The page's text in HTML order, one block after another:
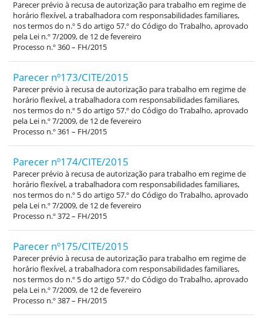
Parecer prévio à recusa de autorização para trabalho em regime de
horário flexível, a trabalhadora com responsabilidades familiares,
nos termos do n.º 5 do artigo 57.º do Código do Trabalho, aprovado
pela Lei n.º 7/2009, de 12 de fevereiro
Processo n.º 360 – FH/2015
Parecer nº173/CITE/2015
Parecer prévio à recusa de autorização para trabalho em regime de
horário flexível, a trabalhadora com responsabilidades familiares,
nos termos do n.º 5 do artigo 57.º do Código do Trabalho, aprovado
pela Lei n.º 7/2009, de 12 de fevereiro
Processo n.º 361 – FH/2015
Parecer nº174/CITE/2015
Parecer prévio à recusa de autorização para trabalho em regime de
horário flexível, a trabalhadora com responsabilidades familiares,
nos termos do n.º 5 do artigo 57.º do Código do Trabalho, aprovado
pela Lei n.º 7/2009, de 12 de fevereiro
Processo n.º 372 – FH/2015
Parecer nº175/CITE/2015
Parecer prévio à recusa de autorização para trabalho em regime de
horário flexível, a trabalhadora com responsabilidades familiares,
nos termos do n.º 5 do artigo 57.º do Código do Trabalho, aprovado
pela Lei n.º 7/2009, de 12 de fevereiro
Processo n.º 387 – FH/2015